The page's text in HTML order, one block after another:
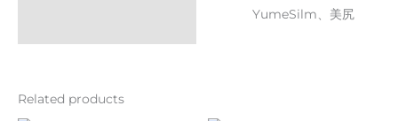
YumeSilm、美尻
Related products